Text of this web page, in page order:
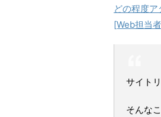
どの程度
[Web担当
サイト
そんな